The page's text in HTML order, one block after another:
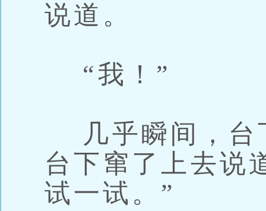
说道。
“我！”
几乎瞬间，台
台下窜了上去说
试一试。”